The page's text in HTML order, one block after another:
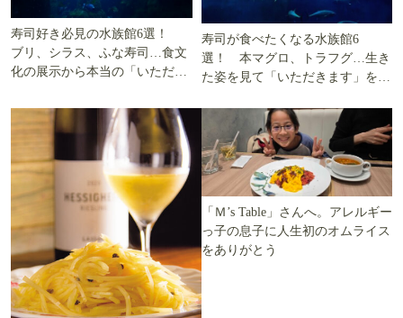
寿司好き必見の水族館6選！
ブリ、シラス、ふな寿司…食文
化の展示から本当の「いただき
寿司が食べたくなる水族館6
選！ 本マグロ、トラフグ…生き
た姿を見て「いただきます」を考
「Ｍ’s Table」さんへ。アレルギー
っ子の息子に人生初のオムライス
をありがとう